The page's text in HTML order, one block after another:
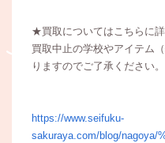
★買取についてはこちらに詳
買取中止の学校やアイテム
りますのでご了承ください。
https://www.seifuku-
sakuraya.com/blog/nagoya/